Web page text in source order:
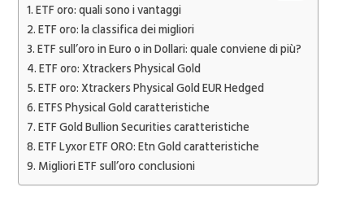
ETF oro: quali sono i vantaggi
ETF oro: la classifica dei migliori
ETF sull’oro in Euro o in Dollari: quale conviene di più?
ETF oro: Xtrackers Physical Gold
ETF oro: Xtrackers Physical Gold EUR Hedged
ETFS Physical Gold caratteristiche
ETF Gold Bullion Securities caratteristiche
ETF Lyxor ETF ORO: Etn Gold caratteristiche
Migliori ETF sull’oro conclusioni